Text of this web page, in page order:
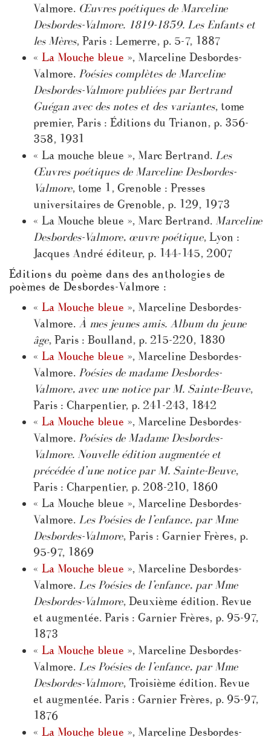
Valmore. Œuvres poétiques de Marceline
Desbordes-Valmore. 1819-1859. Les Enfants et
les Mères, Paris : Lemerre, p. 5-7, 1887
« La Mouche bleue », Marceline Desbordes-
Valmore. Poésies complètes de Marceline
Desbordes-Valmore publiées par Bertrand
Guégan avec des notes et des variantes, tome
premier, Paris : Éditions du Trianon, p. 356-
358, 1931
« La mouche bleue », Marc Bertrand. Les
Œuvres poétiques de Marceline Desbordes-
Valmore, tome 1, Grenoble : Presses
universitaires de Grenoble, p. 129, 1973
« La Mouche bleue », Marc Bertrand. Marceline
Desbordes-Valmore, œuvre poétique, Lyon :
Jacques André éditeur, p. 144-145, 2007
Éditions du poème dans des anthologies de
poèmes de Desbordes-Valmore :
« La Mouche bleue », Marceline Desbordes-
Valmore. À mes jeunes amis. Album du jeune
âge, Paris : Boulland, p. 215-220, 1830
« La Mouche bleue », Marceline Desbordes-
Valmore. Poésies de madame Desbordes-
Valmore, avec une notice par M. Sainte-Beuve,
Paris : Charpentier, p. 241-243, 1842
« La Mouche bleue », Marceline Desbordes-
Valmore. Poésies de Madame Desbordes-
Valmore. Nouvelle édition augmentée et
précédée d’une notice par M. Sainte-Beuve,
Paris : Charpentier, p. 208-210, 1860
« La Mouche bleue », Marceline Desbordes-
Valmore. Les Poésies de l’enfance, par Mme
Desbordes-Valmore, Paris : Garnier Frères, p.
95-97, 1869
« La Mouche bleue », Marceline Desbordes-
Valmore. Les Poésies de l’enfance, par Mme
Desbordes-Valmore, Deuxième édition. Revue
et augmentée. Paris : Garnier Frères, p. 95-97,
1873
« La Mouche bleue », Marceline Desbordes-
Valmore. Les Poésies de l’enfance, par Mme
Desbordes-Valmore, Troisième édition. Revue
et augmentée. Paris : Garnier Frères, p. 95-97,
1876
« La Mouche bleue », Marceline Desbordes-